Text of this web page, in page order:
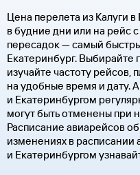
Цена перелета из Калуги
в будние дни или на рейс
пересадок — самый
Екатеринбург. Выбирайте
изучайте частоту рейсов,
на удобные время и дату.
и Екатеринбургом
могут быть отменены при
Расписание авиарейсов
изменениях в расписании
и Екатеринбургом